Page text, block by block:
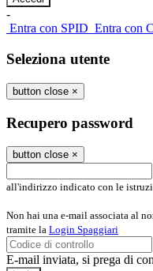
-
Entra con SPID Entra con
Seleziona utente
button close ×
Recupero password
button close ×
all'indirizzo indicato con le
Non hai una e-mail associata al
tramite la Login Spaggiari
E-mail inviata, si prega di